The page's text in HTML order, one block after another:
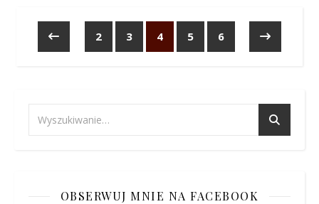
2 3 4 5 6
OBSERWUJ MNIE NA FACEBOOK